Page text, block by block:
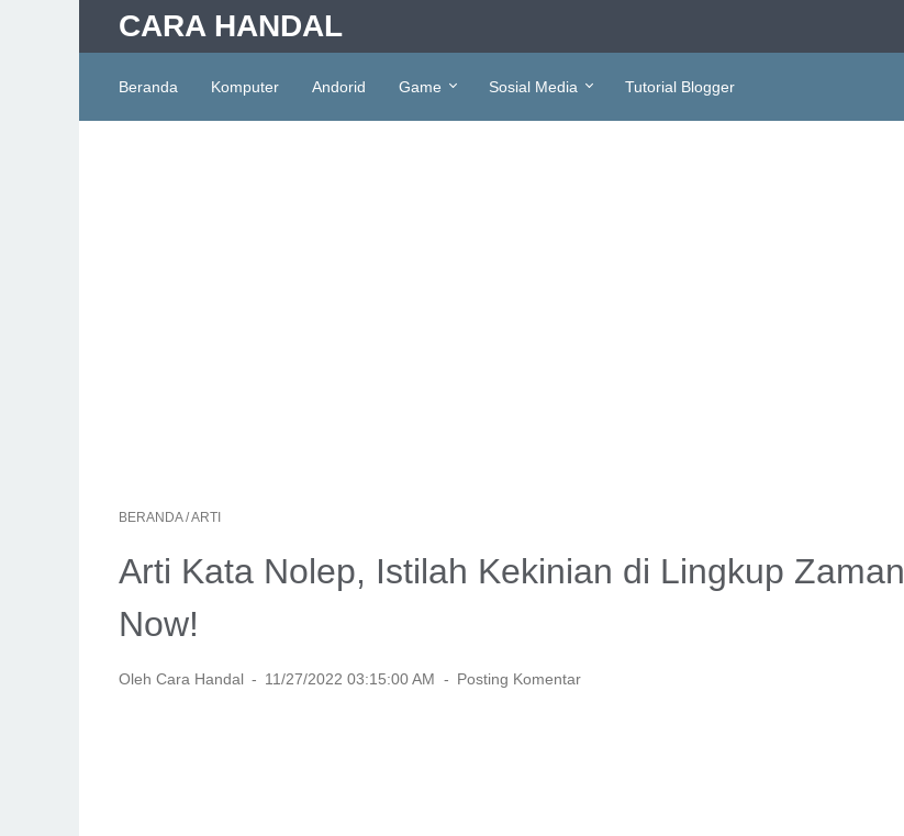
CARA HANDAL
Beranda Komputer Andorid Game Sosial Media Tutorial Blogger
BERANDA /ARTI
Arti Kata Nolep, Istilah Kekinian di Lingkup Zaman
Now!
Oleh Cara Handal 11/27/2022 03:15:00 AM Posting Komentar